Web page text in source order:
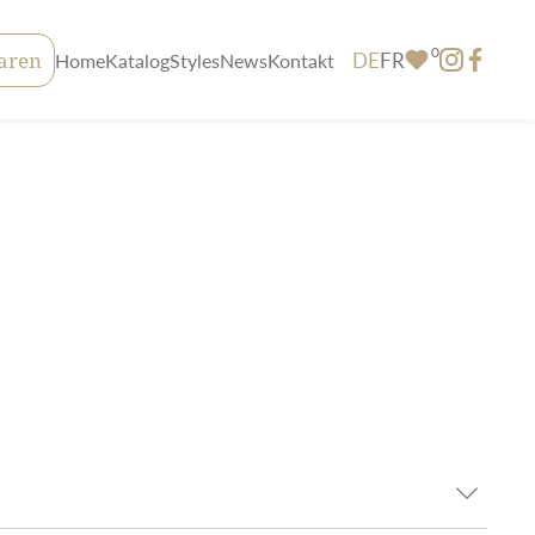
HomeKatalogStylesNewsKontakt DEFR 0